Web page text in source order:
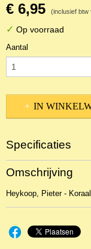
€ 6,95 (inclusief btw
✓ Op voorraad
Aantal
IN
Specificaties
Productcode
NBLNOr-1574
Omschrijving
Heykoop, Pieter -